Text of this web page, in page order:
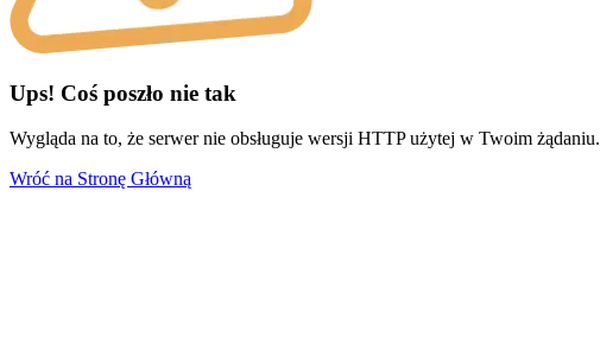
Ups! Coś poszło nie tak
Wygląda na to, że serwer nie obsługuje wersji HTTP użytej w Twoim żądaniu.
Wróć na Stronę Główną